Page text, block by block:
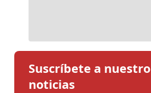
Suscríbete a
noticias